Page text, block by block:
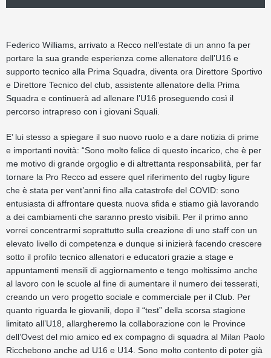
Federico Williams, arrivato a Recco nell’estate di un anno fa per
portare la sua grande esperienza come allenatore dell’U16 e
supporto tecnico alla Prima Squadra, diventa ora Direttore Sportivo
e Direttore Tecnico del club, assistente allenatore della Prima
Squadra e continuerà ad allenare l’U16 proseguendo così il
percorso intrapreso con i giovani Squali.
E’ lui stesso a spiegare il suo nuovo ruolo e a dare notizia di prime
e importanti novità: “Sono molto felice di questo incarico, che è per
me motivo di grande orgoglio e di altrettanta responsabilità, per far
tornare la Pro Recco ad essere quel riferimento del rugby ligure
che è stata per vent’anni fino alla catastrofe del COVID: sono
entusiasta di affrontare questa nuova sfida e stiamo già lavorando
a dei cambiamenti che saranno presto visibili. Per il primo anno
vorrei concentrarmi soprattutto sulla creazione di uno staff con un
elevato livello di competenza e dunque si inizierà facendo crescere
sotto il profilo tecnico allenatori e educatori grazie a stage e
appuntamenti mensili di aggiornamento e tengo moltissimo anche
al lavoro con le scuole al fine di aumentare il numero dei tesserati,
creando un vero progetto sociale e commerciale per il Club. Per
quanto riguarda le giovanili, dopo il “test” della scorsa stagione
limitato all’U18, allargheremo la collaborazione con le Province
dell’Ovest del mio amico ed ex compagno di squadra al Milan Paolo
Ricchebono anche ad U16 e U14. Sono molto contento di poter già